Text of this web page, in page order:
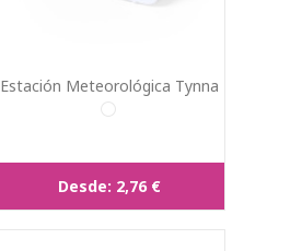
Estación Meteorológica Tynna
Desde: 2,76 €